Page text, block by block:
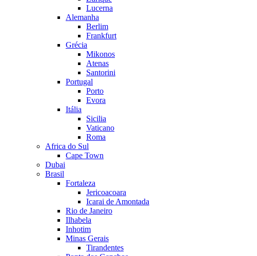
Lucerna
Alemanha
Berlim
Frankfurt
Grécia
Mikonos
Atenas
Santorini
Portugal
Porto
Evora
Itália
Sicilia
Vaticano
Roma
Africa do Sul
Cape Town
Dubai
Brasil
Fortaleza
Jericoacoara
Icarai de Amontada
Rio de Janeiro
Ilhabela
Inhotim
Minas Gerais
Tirandentes